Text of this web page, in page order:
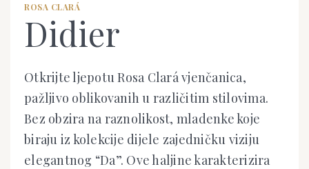
Didier
Otkrijte ljepotu Rosa Clará vjenčanica,
pažljivo oblikovanih u različitim stilovima.
Bez obzira na raznolikost, mladenke koje
biraju iz kolekcije dijele zajedničku viziju
elegantnog “Da”. Ove haljine karakterizira
ROSA CLARÁ